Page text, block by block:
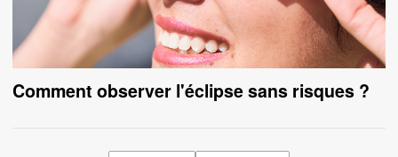
Comment observer l'éclipse sans risques ?